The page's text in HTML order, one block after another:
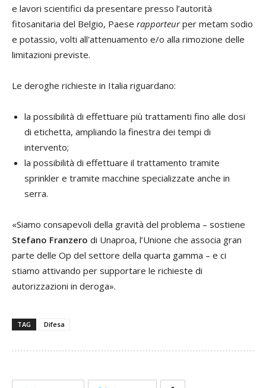
e lavori scientifici da presentare presso l’autorità
fitosanitaria del Belgio, Paese rapporteurper metam sodio
e potassio, volti all'attenuamento e/o alla rimozione delle
limitazioni previste.
Le deroghe richieste in Italia riguardano:
la possibilità di effettuare più trattamenti fino alle dosi
di etichetta, ampliando la finestra dei tempi di
intervento;
la possibilità di effettuare il trattamento tramite
sprinkler e tramite macchine specializzate anche in
serra.
«Siamo consapevoli della gravità del problema – sostiene
Stefano Franzero di Unaproa, l’Unione che associa gran
parte delle Op del settore della quarta gamma – e ci
stiamo attivando per supportare le richieste di
autorizzazioni in deroga».
TAG Difesa